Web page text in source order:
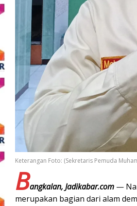
Keterangan Foto: (Sekretaris Pemuda
Bangkalan, Jadikabar.com —
merupakan bagian dari alam